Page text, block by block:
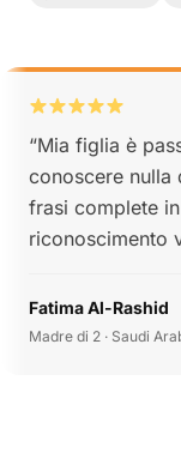
“Mia figlia è
conoscere nulla
frasi complete
riconoscimento
Fatima Al-Rashid
Madre di 2 · Saudi